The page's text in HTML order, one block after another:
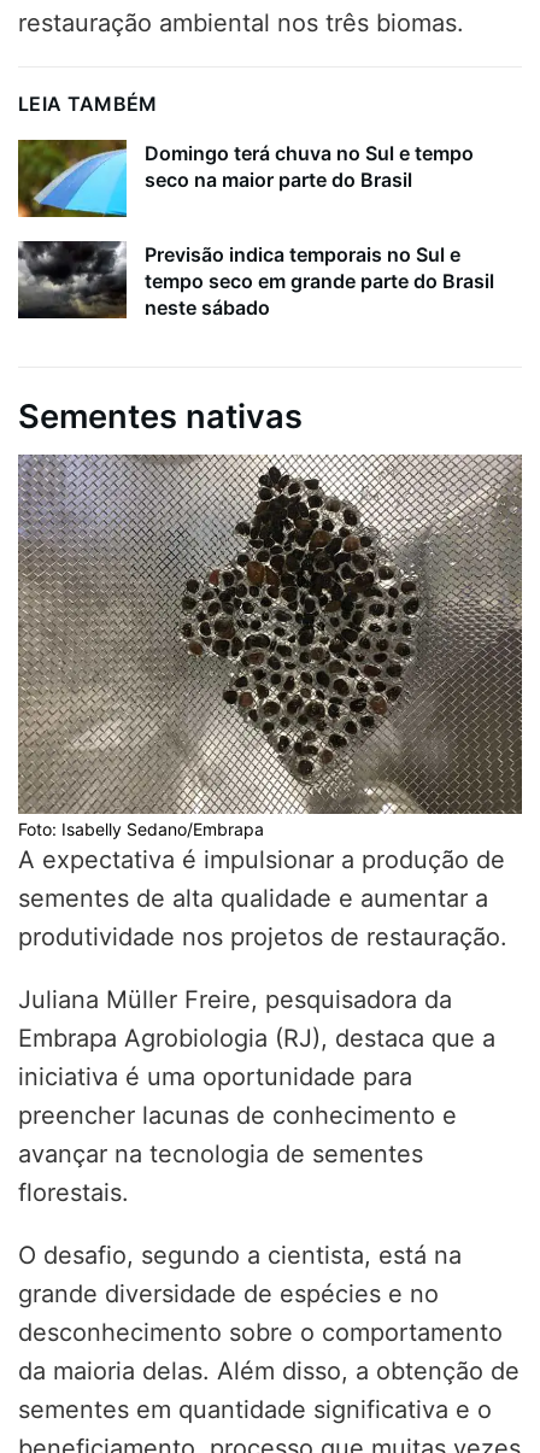
restauração ambiental nos três biomas.
LEIA TAMBÉM
Domingo terá chuva no Sul e tempo
seco na maior parte do Brasil
Previsão indica temporais no Sul e
tempo seco em grande parte do Brasil
neste sábado
Sementes nativas
Foto: Isabelly Sedano/Embrapa
A expectativa é impulsionar a produção de
sementes de alta qualidade e aumentar a
produtividade nos projetos de restauração.
Juliana Müller Freire, pesquisadora da
Embrapa Agrobiologia (RJ), destaca que a
iniciativa é uma oportunidade para
preencher lacunas de conhecimento e
avançar na tecnologia de sementes
florestais.
O desafio, segundo a cientista, está na
grande diversidade de espécies e no
desconhecimento sobre o comportamento
da maioria delas. Além disso, a obtenção de
sementes em quantidade significativa e o